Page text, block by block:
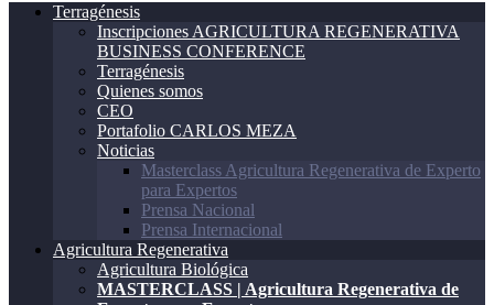
Terragénesis
Inscripciones AGRICULTURA REGENERATIVA
BUSINESS CONFERENCE
Terragénesis
Quienes somos
CEO
Portafolio CARLOS MEZA
Noticias
Masterclass Agricultura Regenerativa de Experto
para Expertos
Prensa Nacional
Prensa Internacional
Agricultura Regenerativa
Agricultura Biológica
MASTERCLASS | Agricultura Regenerativa de